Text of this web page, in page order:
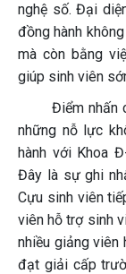
nghệ số. Đại
đồng hành
mà còn bằng
giúp sinh viên
Điểm nhấn
những nỗ lực
hành với Khoa
Đây là sự ghi
Cựu sinh viên
viên hỗ trợ sinh
nhiều giảng viên
đạt giải cấp